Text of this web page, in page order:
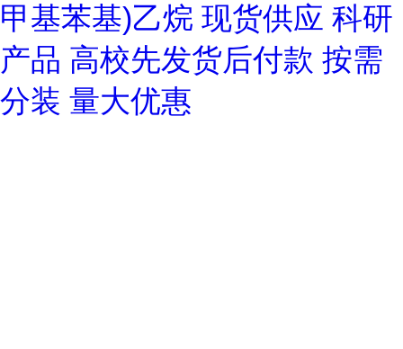
甲基苯基)乙烷 现货供应 科研
产品 高校先发货后付款 按需
分装 量大优惠